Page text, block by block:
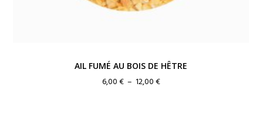
AIL FUMÉ AU BOIS DE HÊTRE
6,00€ – 12,00€Plage